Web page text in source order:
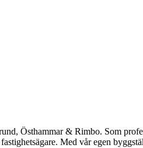
Östhammar & Rimbo. Som
Med vår egen